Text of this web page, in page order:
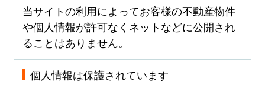
当サイトの利用によってお客様の不動産物件
や個人情報が許可なくネットなどに公開され
ることはありません。
個人情報は保護されています